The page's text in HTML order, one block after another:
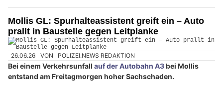
Mollis GL: Spurhalteassistent greift ein – Auto
prallt in Baustelle gegen Leitplanke
26.06.26 VON POLIZEI.NEWS REDAKTION
Bei einem Verkehrsunfall auf der Autobahn A3bei Mollis
entstand am Freitagmorgen hoher Sachschaden.